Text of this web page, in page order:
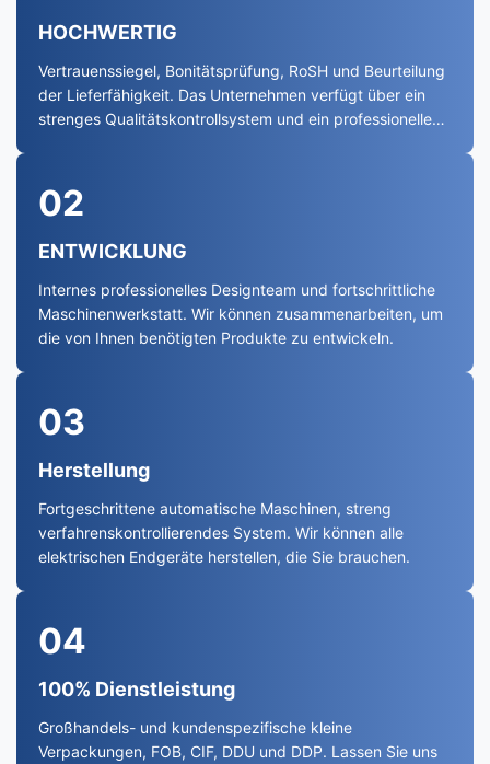
HOCHWERTIG
Vertrauenssiegel, Bonitätsprüfung, RoSH und Beurteilung
der Lieferfähigkeit. Das Unternehmen verfügt über ein
strenges Qualitätskontrollsystem und ein professionelles
02
ENTWICKLUNG
Internes professionelles Designteam und fortschrittliche
Maschinenwerkstatt. Wir können zusammenarbeiten, um
die von Ihnen benötigten Produkte zu entwickeln.
03
Herstellung
Fortgeschrittene automatische Maschinen, streng
verfahrenskontrollierendes System. Wir können alle
elektrischen Endgeräte herstellen, die Sie brauchen.
04
100% Dienstleistung
Großhandels- und kundenspezifische kleine
Verpackungen, FOB, CIF, DDU und DDP. Lassen Sie uns